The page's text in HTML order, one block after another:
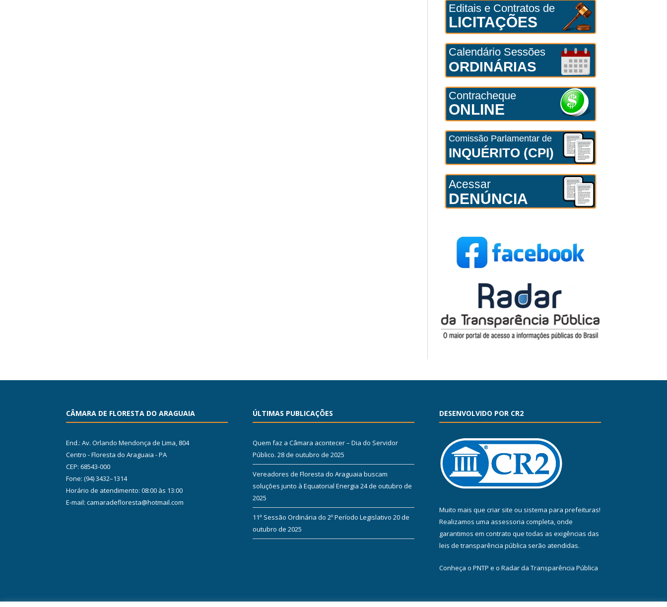
Editais e Contratos de
LICITAÇÕES
Calendário Sessões
ORDINÁRIAS
Contracheque
ONLINE
Comissão Parlamentar de
INQUÉRITO (CPI)
Acessar
DENÚNCIA
CÂMARA DE FLORESTA DO ARAGUAIA
End.: Av. Orlando Mendonça de Lima, 804
Centro - Floresta do Araguaia - PA
CEP: 68543-000
Fone: (94) 3432–1314
Horário de atendimento: 08:00 às 13:00
E-mail: camaradefloresta@hotmail.com
ÚLTIMAS PUBLICAÇÕES
Quem faz a Câmara acontecer – Dia do Servidor
Público. 28 de outubro de 2025
Vereadores de Floresta do Araguaia buscam
soluções junto à Equatorial Energia 24 de outubro de
2025
11ª Sessão Ordinária do 2º Período Legislativo 20 de
outubro de 2025
DESENVOLVIDO POR CR2
Muito mais que criar site ou sistema para prefeituras!
Realizamos uma assessoria completa, onde
garantimos em contrato que todas as exigências das
leis de transparência pública serão atendidas.
Conheça o PNTP e o Radar da Transparência Pública